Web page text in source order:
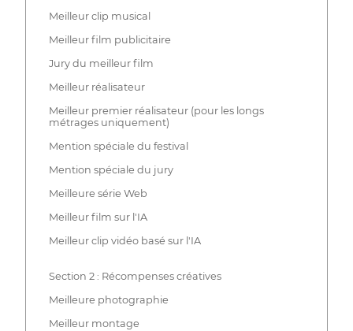
Meilleur clip musical
Meilleur film publicitaire
Jury du meilleur film
Meilleur réalisateur
Meilleur premier réalisateur (pour les longs
métrages uniquement)
Mention spéciale du festival
Mention spéciale du jury
Meilleure série Web
Meilleur film sur l'IA
Meilleur clip vidéo basé sur l'IA
Section 2 : Récompenses créatives
Meilleure photographie
Meilleur montage